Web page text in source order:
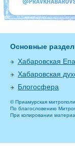
Основные
Хабаровская
Хабаровская
Блогосфера
© Приамурская
По благословению
При копировании